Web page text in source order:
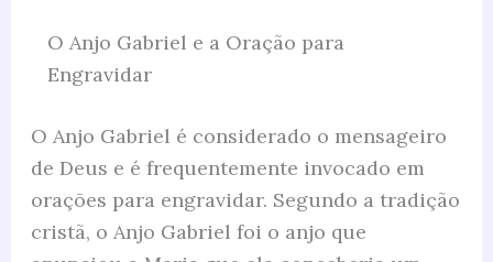
O Anjo Gabriel e a Oração para
Engravidar
O Anjo Gabriel é considerado o mensageiro
de Deus e é frequentemente invocado em
orações para engravidar. Segundo a tradição
cristã, o Anjo Gabriel foi o anjo que